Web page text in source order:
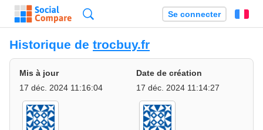
Se connecter
Historique de trocbuy.fr
Mis à jour
17 déc. 2024 11:16:04
Date de création
17 déc. 2024 11:14:27